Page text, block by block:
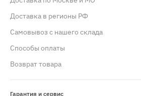
Доставка в регионы РФ
Самовывоз с нашего склада
Способы оплаты
Возврат товара
Гарантия и сервис